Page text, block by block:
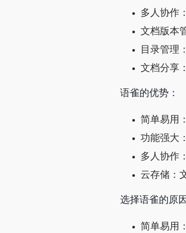
多人协作
文档版本
目录管理
文档分享
语雀的优势：
简单易用
功能强大
多人协作
云存储：
选择语雀的原
简单易用